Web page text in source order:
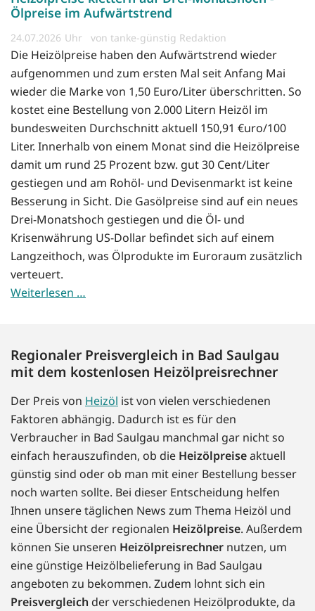
Ölpreise im Aufwärtstrend
24.07.2026 von tanke-günstig Redaktion
Die Heizölpreise haben den Aufwärtstrend wieder
aufgenommen und zum ersten Mal seit Anfang Mai
wieder die Marke von 1,50 Euro/Liter überschritten. So
kostet eine Bestellung von 2.000 Litern Heizöl im
bundesweiten Durchschnitt aktuell 150,91 €uro/100
Liter. Innerhalb von einem Monat sind die Heizölpreise
damit um rund 25 Prozent bzw. gut 30 Cent/Liter
gestiegen und am Rohöl- und Devisenmarkt ist keine
Besserung in Sicht. Die Gasölpreise sind auf ein neues
Drei-Monatshoch gestiegen und die Öl- und
Krisenwährung US-Dollar befindet sich auf einem
Langzeithoch, was Ölprodukte im Euroraum zusätzlich
verteuert.
Weiterlesen …
Regionaler Preisvergleich in Bad Saulgau
mit dem kostenlosen Heizölpreisrechner
Der Preis von Heizöl ist von vielen verschiedenen
Faktoren abhängig. Dadurch ist es für den
Verbraucher in Bad Saulgau manchmal gar nicht so
einfach herauszufinden, ob die Heizölpreiseaktuell
günstig sind oder ob man mit einer Bestellung besser
noch warten sollte. Bei dieser Entscheidung helfen
Ihnen unsere täglichen News zum Thema Heizöl und
eine Übersicht der regionalen Heizölpreise. Außerdem
können Sie unseren Heizölpreisrechner nutzen, um
eine günstige Heizölbelieferung in Bad Saulgau
angeboten zu bekommen. Zudem lohnt sich ein
Preisvergleich der verschiedenen Heizölprodukte, da